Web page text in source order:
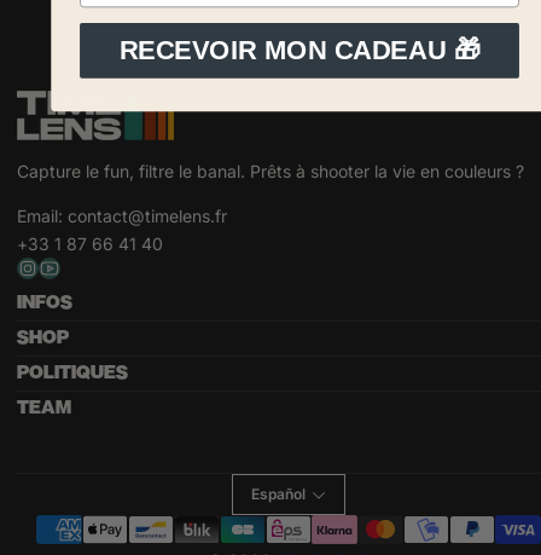
Capture le fun, filtre le banal. Prêts à shooter la vie en couleurs ?
Email: contact@timelens.fr
+33 1 87 66 41 40
INFOS
SHOP
POLITIQUES
TEAM
Español
Métodos
RECEVOIR MON CADEAU 🎁